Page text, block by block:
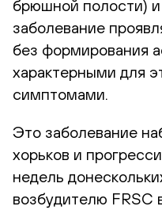
брюшной полости)
заболевание
без формирования
характерными для
симптомами.
Это заболевание
хорьков и
недель
возбудителю FRSC